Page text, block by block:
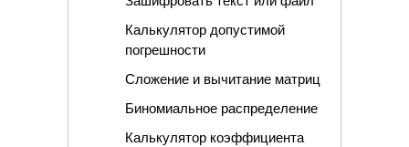
Калькулятор допустимой
погрешности
Сложение и вычитание матриц
Биномиальное распределение
Калькулятор коэффициента